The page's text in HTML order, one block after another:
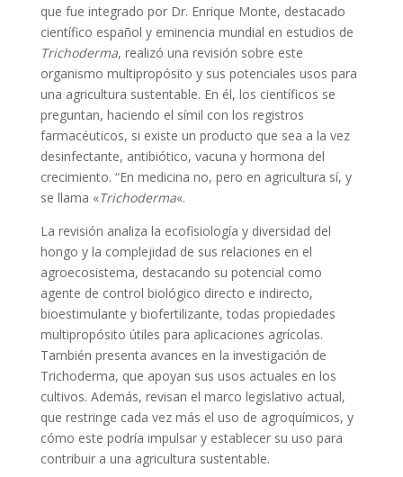
que fue integrado por Dr. Enrique Monte, destacado
científico español y eminencia mundial en estudios de
Trichoderma, realizó una revisión sobre este
organismo multipropósito y sus potenciales usos para
una agricultura sustentable. En él, los científicos se
preguntan, haciendo el símil con los registros
farmacéuticos, si existe un producto que sea a la vez
desinfectante, antibiótico, vacuna y hormona del
crecimiento. “En medicina no, pero en agricultura sí, y
se llama «Trichoderma«.
La revisión analiza la ecofisiología y diversidad del
hongo y la complejidad de sus relaciones en el
agroecosistema, destacando su potencial como
agente de control biológico directo e indirecto,
bioestimulante y biofertilizante, todas propiedades
multipropósito útiles para aplicaciones agrícolas.
También presenta avances en la investigación de
Trichoderma, que apoyan sus usos actuales en los
cultivos. Además, revisan el marco legislativo actual,
que restringe cada vez más el uso de agroquímicos, y
cómo este podría impulsar y establecer su uso para
contribuir a una agricultura sustentable.